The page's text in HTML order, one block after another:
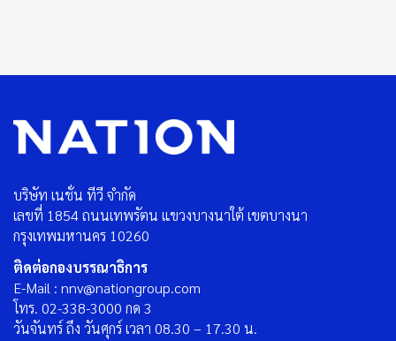
บริษัท เนชั่น ทีวี จำกัด
เลขที่ 1854 ถนนเทพรัตน แขวงบางนาใต้ เขตบางนา
กรุงเทพมหานคร 10260
ติดต่อกองบรรณาธิการ
E-Mail : nnv@nationgroup.com
โทร. 02-338-3000 กด 3
วันจันทร์ ถึง วันศุกร์ เวลา 08.30 – 17.30 น.